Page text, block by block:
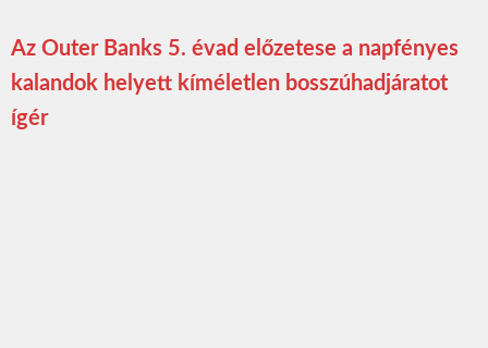
Az Outer Banks 5. évad előzetese a napfényes
kalandok helyett kíméletlen bosszúhadjáratot
ígér